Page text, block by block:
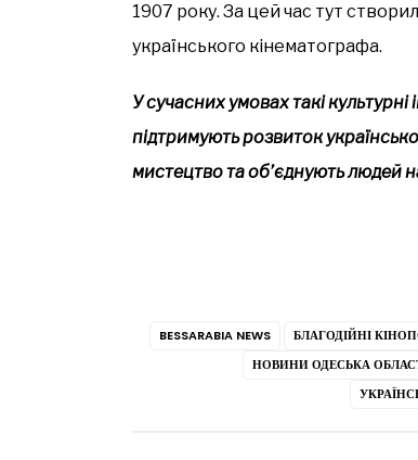
1907 року. За цей час тут
українського кінематографа.
У сучасних умовах такі
підтримують розвиток
мистецтво та об’єднують людей
BESSARABIA NEWS БЛАГОДІЙНІ
НОВИНИ ОДЕСЬКА